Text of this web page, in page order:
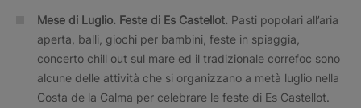
Mese di Luglio. Feste di Es Castellot. Pasti popolari all’aria
aperta, balli, giochi per bambini, feste in spiaggia,
concerto chill out sul mare ed il tradizionale correfoc sono
alcune delle attività che si organizzano a metà luglio nella
Costa de la Calma per celebrare le feste di Es Castellot.